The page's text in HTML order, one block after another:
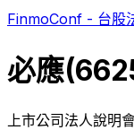
FinmoConf - 台股
必應(
上市公司法人說明